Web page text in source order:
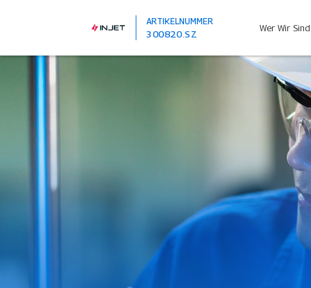
ARTIKELNUMMER
300820.SZ
Wer Wir Sind